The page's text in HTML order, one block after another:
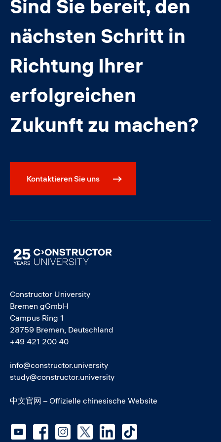
Sind Sie bereit, den
nächsten Schritt in
Richtung Ihrer
erfolgreichen
Zukunft zu machen?
Kontaktieren Sie uns
Image
Constructor University
Bremen gGmbH
Campus Ring 1
28759 Bremen, Deutschland
+49 421 200 40
info@constructor.university
study@constructor.university
中文官网 – Offizielle chinesische Website
Social media